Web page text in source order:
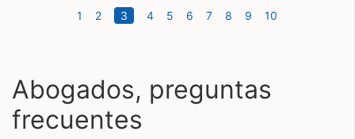
1 2 3 (current)
4 5 6 7 8 9 10
Abogados, preguntas
frecuentes